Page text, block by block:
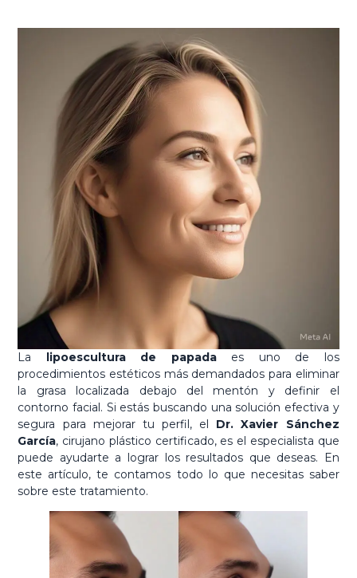
La lipoescultura de papadaes uno de los
procedimientos estéticos más demandados para eliminar
la grasa localizada debajo del mentón y definir el
contorno facial. Si estás buscando una solución efectiva y
segura para mejorar tu perfil, el Dr. Xavier Sánchez
García, cirujano plástico certificado, es el especialista que
puede ayudarte a lograr los resultados que deseas. En
este artículo, te contamos todo lo que necesitas saber
sobre este tratamiento.